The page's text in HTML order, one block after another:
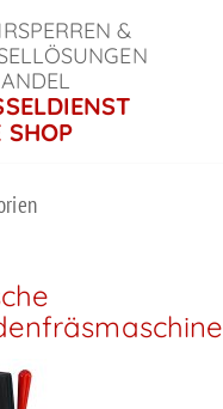
&
SHOP